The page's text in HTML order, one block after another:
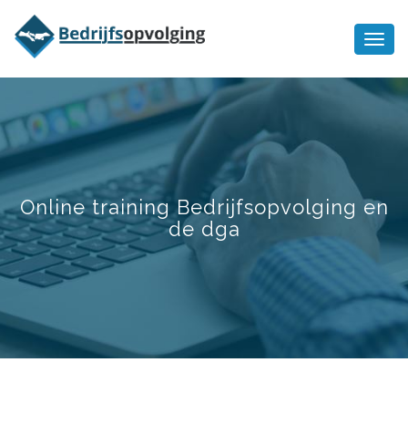
Online training Bedrijfsopvolging en
de dga
bedrijfsopvolging voor fiscaal
juridisch advies
Ik wil meer informatie